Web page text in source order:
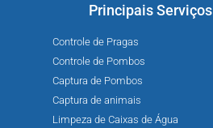
Principais Serviços
Controle de Pragas
Controle de Pombos
Captura de Pombos
Captura de animais
Limpeza de Caixas de Água